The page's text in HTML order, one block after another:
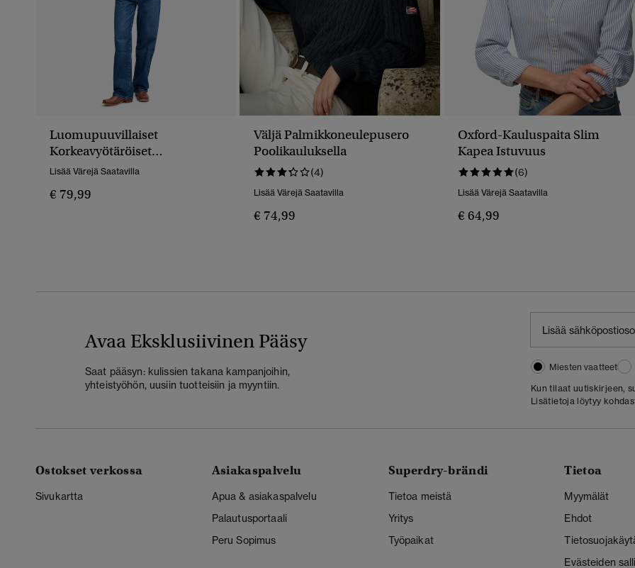
Luomupuuvillaiset
Korkeavyötäröiset
Leveälahkeiset Farkut
Lisää Värejä Saatavilla
€ 79,99
Väljä Palmikkoneulepusero
Poolikauluksella
(4)
Lisää Värejä Saatavilla
€ 74,99
Oxford-Kauluspaita Slim
Kapea Istuvuus
(6)
Lisää Värejä Saatavilla
€ 64,99
Avaa Eksklusiivinen Pääsy
Saat pääsyn: kulissien takana kampanjoihin,
yhteistyöhön, uusiin tuotteisiin ja myyntiin.
Miesten vaatteet
Kun tilaat uutiskirjeen,
Lisätietoja löytyy
Ostokset verkossa
Sivukartta
Asiakaspalvelu
Apua & asiakaspalvelu
Palautusportaali
Peru Sopimus
Superdry-brändi
Tietoa meistä
Yritys
Työpaikat
Tietoa
Myymälät
Ehdot
Evästeiden